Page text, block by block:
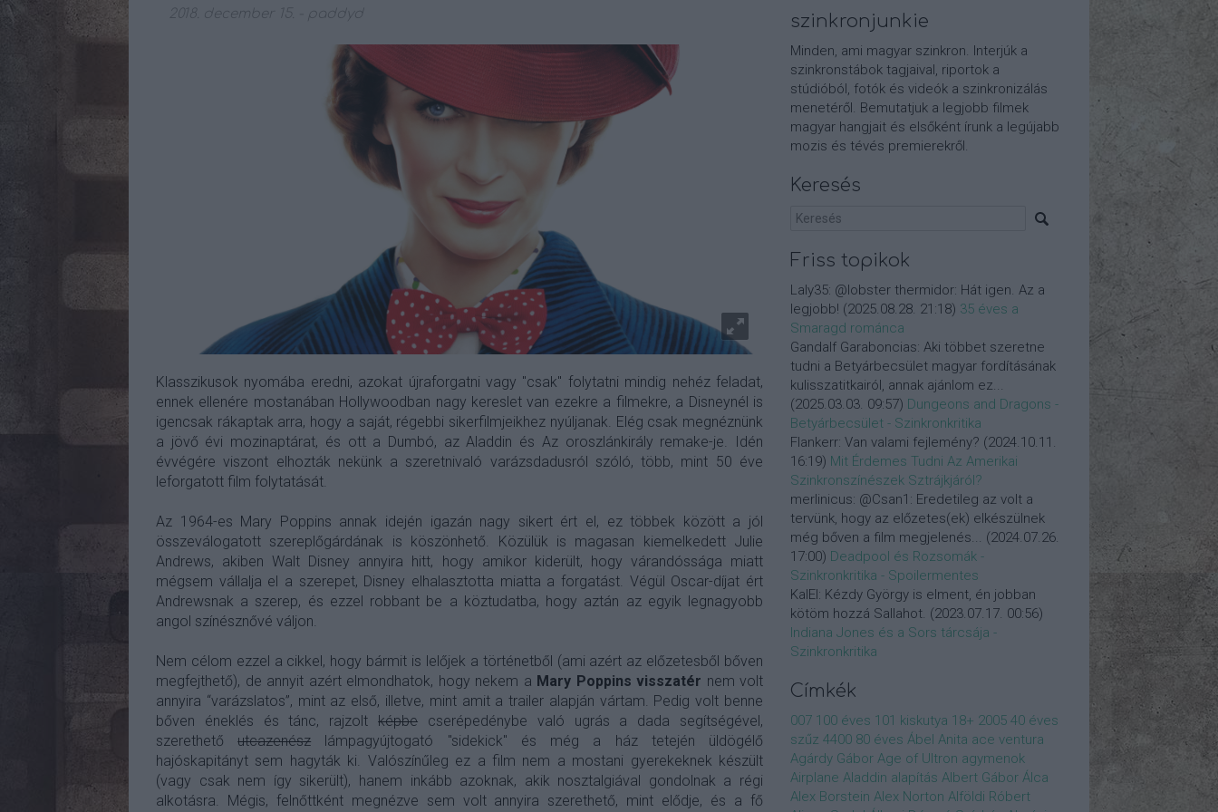
2018. december 15. paddyd
Klasszikusok nyomába eredni, azokat újraforgatni vagy "csak" folytatni mindig nehéz feladat,
ennek ellenére mostanában Hollywoodban nagy kereslet van ezekre a filmekre, a Disneynél is
igencsak rákaptak arra, hogy a saját, régebbi sikerfilmjeikhez nyúljanak. Elég csak megnéznünk
a jövő évi mozinaptárat, és ott a Dumbó, az Aladdin és Az oroszlánkirály remake-je. Idén
évvégére viszont elhozták nekünk a szeretnivaló varázsdadusról szóló, több, mint 50 éve
leforgatott film folytatását.
Az 1964-es Mary Poppins annak idején igazán nagy sikert ért el, ez többek között a jól
összeválogatott szereplőgárdának is köszönhető. Közülük is magasan kiemelkedett Julie
Andrews, akiben Walt Disney annyira hitt, hogy amikor kiderült, hogy várandóssága miatt
mégsem vállalja el a szerepet, Disney elhalasztotta miatta a forgatást. Végül Oscar-díjat ért
Andrewsnak a szerep, és ezzel robbant be a köztudatba, hogy aztán az egyik legnagyobb
angol színésznővé váljon.
Nem célom ezzel a cikkel, hogy bármit is lelőjek a történetből (ami azért az előzetesből bőven
megfejthető), de annyit azért elmondhatok, hogy nekem a Mary Poppins visszatér nem volt
annyira “varázslatos”, mint az első, illetve, mint amit a trailer alapján vártam. Pedig volt benne
bőven éneklés és tánc, rajzoltképbe cserépedénybe való ugrás a dada segítségével,
szerethetőutcazenész lámpagyújtogató "sidekick" és még a ház tetején üldögélő
hajóskapitányt sem hagyták ki. Valószínűleg ez a film nem a mostani gyerekeknek készült
(vagy csak nem így sikerült), hanem inkább azoknak, akik nosztalgiával gondolnak a régi
alkotásra. Mégis, felnőttként megnézve sem volt annyira szerethető, mint elődje, és a fő
szinkronjunkie
Minden, ami magyar szinkron. Interjúk a
szinkronstábok tagjaival, riportok a
stúdióból, fotók és videók a szinkronizálás
menetéről. Bemutatjuk a legjobb filmek
magyar hangjait és elsőként írunk a legújabb
mozis és tévés premierekről.
Keresés
Friss topikok
Laly35: @lobster thermidor: Hát igen. Az a
legjobb! (2025.08.28. 21:18) 35 éves a
Smaragd románca
Gandalf Garaboncias: Aki többet szeretne
tudni a Betyárbecsület magyar fordításának
kulisszatitkairól, annak ajánlom ez...
(2025.03.03. 09:57) Dungeons and Dragons -
Betyárbecsület - Szinkronkritika
Flankerr: Van valami fejlemény? (2024.10.11.
16:19) Mit Érdemes Tudni Az Amerikai
Szinkronszínészek Sztrájkjáról?
merlinicus: @Csan1: Eredetileg az volt a
tervünk, hogy az előzetes(ek) elkészülnek
még bőven a film megjelenés... (2024.07.26.
17:00) Deadpool és Rozsomák -
Szinkronkritika - Spoilermentes
KalEl: Kézdy György is elment, én jobban
kötöm hozzá Sallahot. (2023.07.17. 00:56)
Indiana Jones és a Sors tárcsája -
Szinkronkritika
Címkék
007 100 éves 101 kiskutya 18+ 2005 40 éves
szűz 4400 80 éves Ábel Anita ace ventura
Agárdy Gábor Age of Ultron agymenok
Airplane Aladdin alapítás Albert Gábor Álca
Alex Borstein Alex Norton Alföldi Róbert